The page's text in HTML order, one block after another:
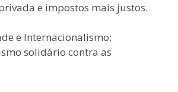
e impostos mais justos.
e Internacionalismo:
solidário contra as